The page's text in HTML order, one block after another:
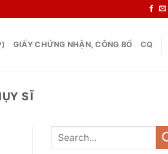
GIẤY CHỨNG NHẬN, CÔNG BỐ CQ
SĨ